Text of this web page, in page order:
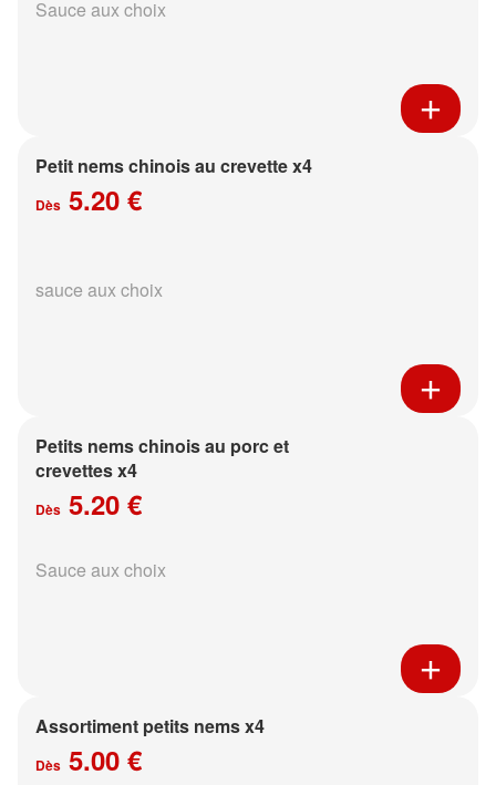
Sauce aux choix
Petit nems chinois au crevette x4
Dès 5.20 €
sauce aux choix
Petits nems chinois au porc et
crevettes x4
Dès 5.20 €
Sauce aux choix
Assortiment petits nems x4
Dès 5.00 €